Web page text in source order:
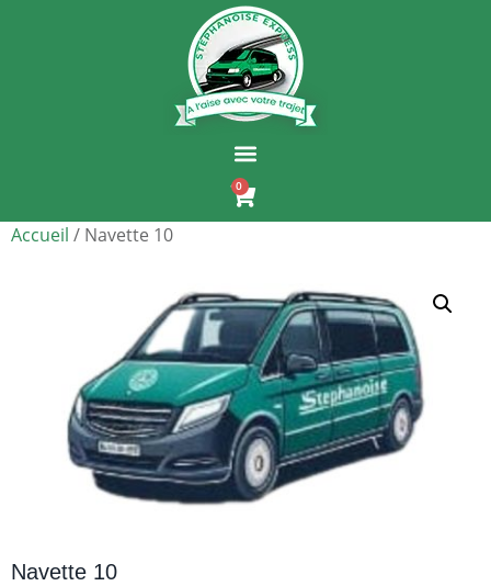
0
Accueil / Navette 10
Navette 10